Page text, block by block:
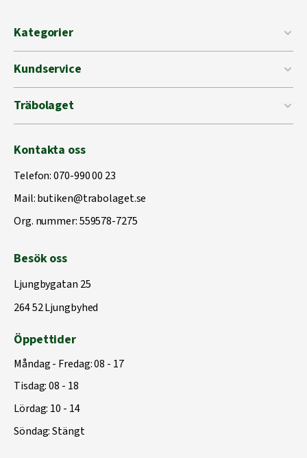
Kategorier
Kundservice
Träbolaget
Kontakta oss
Telefon:070-990 00 23
Mail:butiken@trabolaget.se
Org. nummer: 559578-7275
Besök oss
Ljungbygatan 25
264 52 Ljungbyhed
Öppettider
Måndag - Fredag: 08 - 17
Tisdag: 08 - 18
Lördag: 10 - 14
Söndag: Stängt